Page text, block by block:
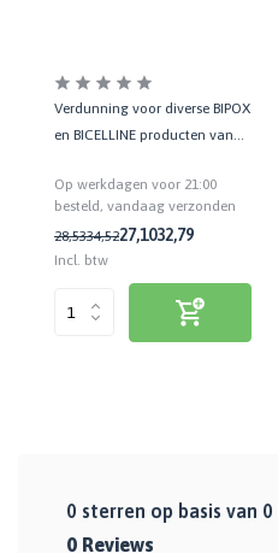
Verdunning voor diverse BIPOX
en BICELLINE producten van
Op werkdagen voor 21:00
besteld, vandaag verzonden
28,5334,5227,1032,79
Incl. btw
0 sterren op basis van 0
0 Reviews